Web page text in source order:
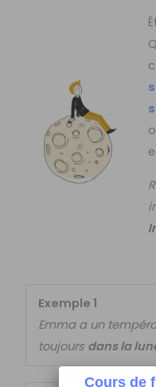
Exemple 1
Emma a un
toujours dans la
Cours de